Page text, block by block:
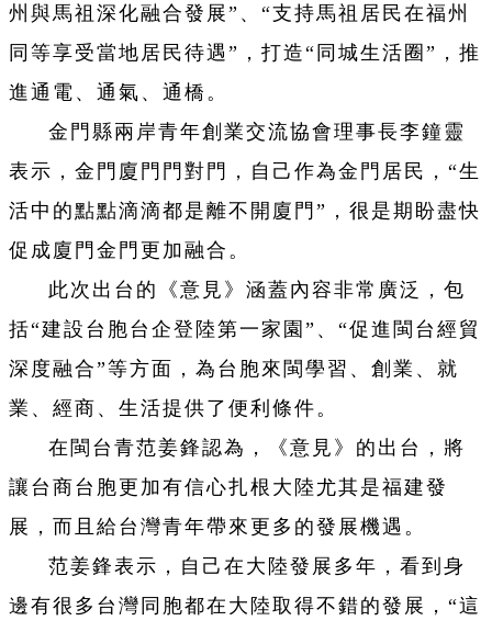
州與馬祖深化融合發展”、“支持馬祖居民在福州
同等享受當地居民待遇”，打造“同城生活圈”，推
進通電、通氣、通橋。
金門縣兩岸青年創業交流協會理事長李鐘靈
表示，金門廈門門對門，自己作為金門居民，“生
活中的點點滴滴都是離不開廈門”，很是期盼盡快
促成廈門金門更加融合。
此次出台的《意見》涵蓋內容非常廣泛，包
括“建設台胞台企登陸第一家園”、“促進閩台經貿
深度融合”等方面，為台胞來閩學習、創業、就
業、經商、生活提供了便利條件。
在閩台青范姜鋒認為，《意見》的出台，將
讓台商台胞更加有信心扎根大陸尤其是福建發
展，而且給台灣青年帶來更多的發展機遇。
范姜鋒表示，自己在大陸發展多年，看到身
邊有很多台灣同胞都在大陸取得不錯的發展，“這